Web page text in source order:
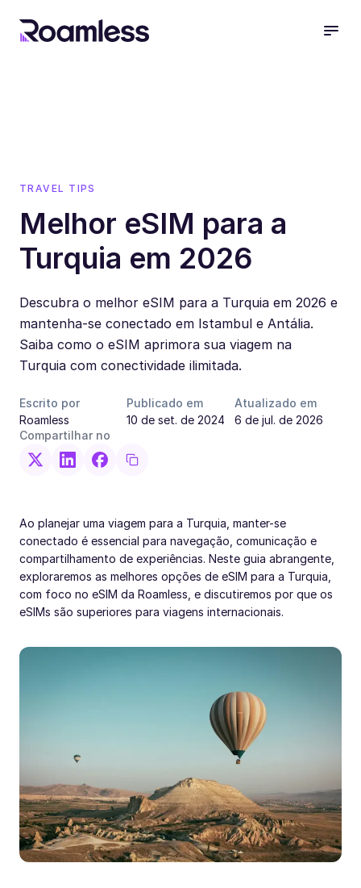
TRAVEL TIPS
Melhor eSIM para a
Turquia em 2026
Descubra o melhor eSIM para a Turquia em 2026 e
mantenha-se conectado em Istambul e Antália.
Saiba como o eSIM aprimora sua viagem na
Turquia com conectividade ilimitada.
Escrito por
Roamless
Publicado em
10 de set. de 2024
Atualizado em
6 de jul. de 2026
Compartilhar no
Ao planejar uma viagem para a Turquia, manter-se
conectado é essencial para navegação, comunicação e
compartilhamento de experiências. Neste guia abrangente,
exploraremos as melhores opções de eSIM para a Turquia,
com foco no eSIM da Roamless, e discutiremos por que os
eSIMs são superiores para viagens internacionais.